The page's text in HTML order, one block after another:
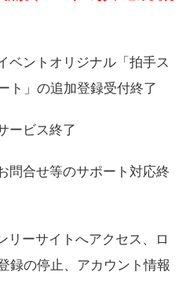
ベントオリジナル「拍手ス
ト」の追加登録受付終了
ービス終了
問合せ等のサポート対応終
リーサイトへアクセス、ロ
録の停止、アカウント情報